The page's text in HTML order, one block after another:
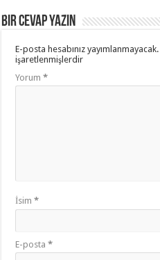
Bir cevap yazın
E-posta hesabınız yayımlanmayacak.
işaretlenmişlerdir
Yorum*
İsim*
E-posta*